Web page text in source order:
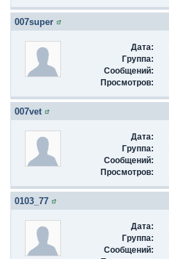
007super
Дата:
Группа:
Сообщений:
Просмотров:
007vet
Дата:
Группа:
Сообщений:
Просмотров:
0103_77
Дата:
Группа:
Сообщений: